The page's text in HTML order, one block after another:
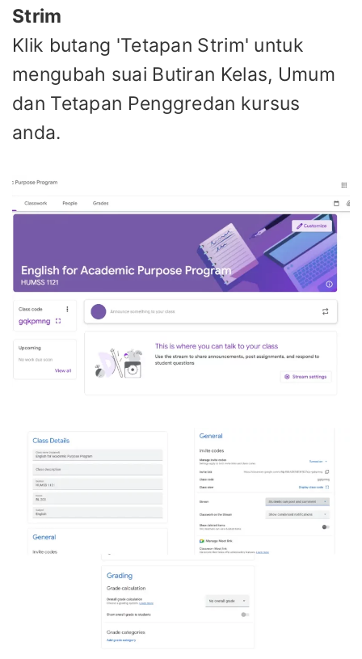
Strim
Klik butang 'Tetapan Strim' untuk
mengubah suai Butiran Kelas, Umum
dan Tetapan Penggredan kursus
anda.